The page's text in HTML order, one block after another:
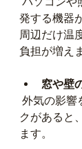
発する機器
周辺だけ温
負担が増え
窓や壁
クがあると
ます。